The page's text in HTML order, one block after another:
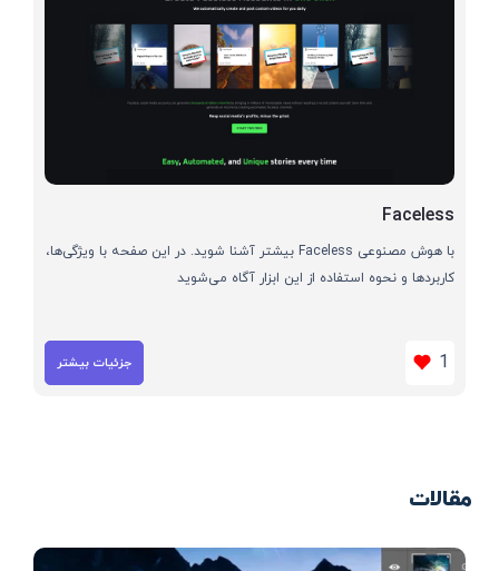
Faceless
با هوش مصنوعی Faceless بیشتر آشنا شوید. در این صفحه با ویژگی‌ها،
کاربردها و نحوه استفاده از این ابزار آگاه می‌شوید
1 جزئیات بیشتر
مقالات